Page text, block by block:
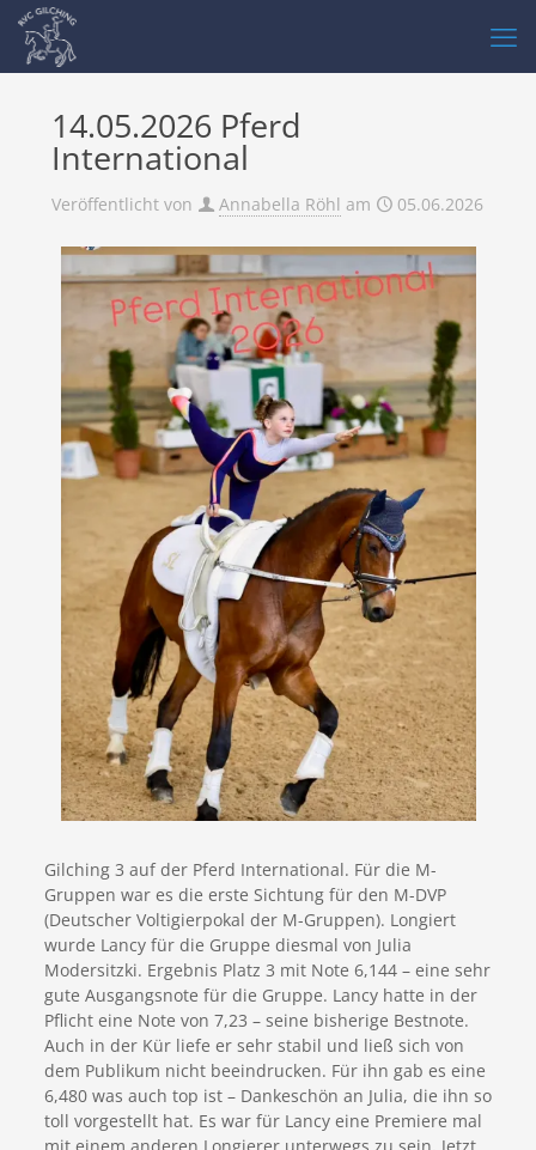
14.05.2026 Pferd
International
Veröffentlicht von Annabella Röhl am 05.06.2026
Gilching 3 auf der Pferd International. Für die M-
Gruppen war es die erste Sichtung für den M-DVP
(Deutscher Voltigierpokal der M-Gruppen). Longiert
wurde Lancy für die Gruppe diesmal von Julia
Modersitzki. Ergebnis Platz 3 mit Note 6,144 – eine sehr
gute Ausgangsnote für die Gruppe. Lancy hatte in der
Pflicht eine Note von 7,23 – seine bisherige Bestnote.
Auch in der Kür liefe er sehr stabil und ließ sich von
dem Publikum nicht beeindrucken. Für ihn gab es eine
6,480 was auch top ist – Dankeschön an Julia, die ihn so
toll vorgestellt hat. Es war für Lancy eine Premiere mal